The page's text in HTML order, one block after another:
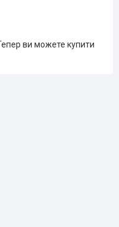
ви можете купити